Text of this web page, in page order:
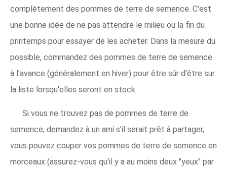
complètement des pommes de terre de semence. C'est
une bonne idée de ne pas attendre le milieu ou la fin du
printemps pour essayer de les acheter. Dans la mesure du
possible, commandez des pommes de terre de semence
à l'avance (généralement en hiver) pour être sûr d'être sur
la liste lorsqu'elles seront en stock.
Si vous ne trouvez pas de pommes de terre de
semence, demandez à un ami s'il serait prêt à partager,
vous pouvez couper vos pommes de terre de semence en
morceaux (assurez-vous qu'il y a au moins deux "yeux" par